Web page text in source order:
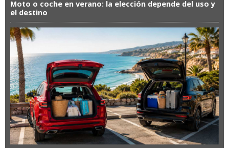
Moto o coche en verano: la elección depende del uso y
el destino